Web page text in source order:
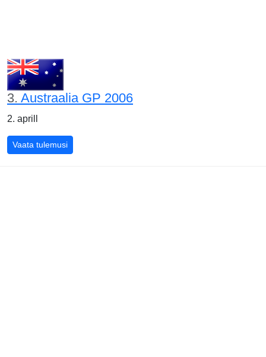
3. Austraalia GP 2006
2. aprill
Vaata tulemusiAustraalia GP 2006